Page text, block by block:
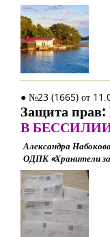
● №23 (1665) от
Защита прав:
В
Александра
ОДПК «Хранители